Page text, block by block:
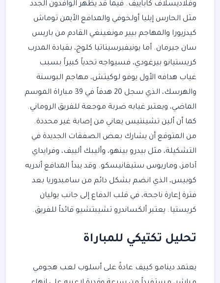
وفلاديسلاف كاباييف. فيما قد يظهر الوافدون الجدد
مثل الحارس إيليا أولخوفي والمدافع الأيمن توماش
كيدزيورا والمهاجم بيير مونغينغي القادم من باريس
سان جيرمان. أما يونيفيرسيتاتيا كلوج، بقيادة المدرب
كريستيانو بيرغودي، فسيواجه تحدياً كبيراً بسبب
غياب هدافه الأول يوفو لوكيتش، مهاجم البوسنة
والهرسك، الذي سجل 20 هدفاً في 39 مباراة الموسم
الماضي، ويعتبر غيابه ضربة موجعة للفريق الروماني.
كما أن ألين تشينتيس يعاني من إصابة غير محددة.
من المتوقع أن يشارك بعض الصفقات الجديدة في
التشكيلة، مثل بيدرو بينهو، وأليبك ألييف، وفرايداي
آدامز، وماريوس ستيفانيسكو. وقد يبدأ المدافع أندريه
كوبيس، الذي انضم بشكل دائم من سامبدوريا بعد
فترة إعارة ناجحة، في قلب الدفاع إلى جانب يوليان
كريستيا. يعتبر ألكساندرو تشيبتشيو قائداً للفريق.
تحليل تكتيكي للمباراة
يعتمد دينامو كييف عادةً على أسلوب لعب هجومي